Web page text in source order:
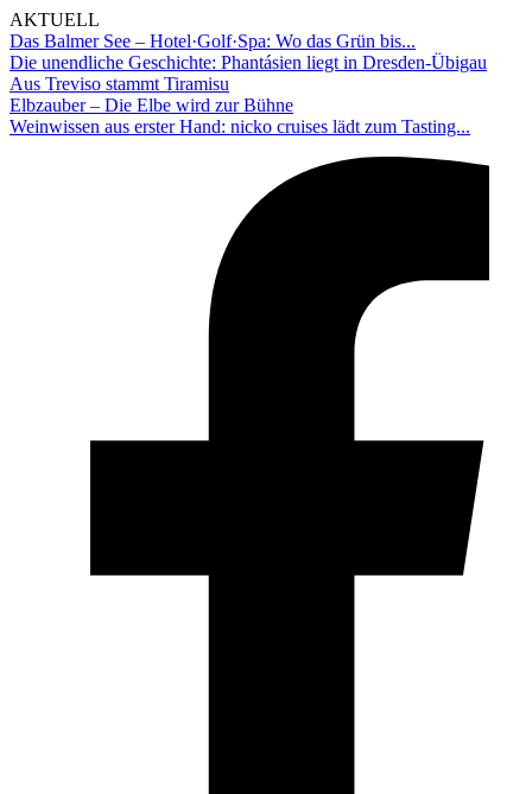
AKTUELL
Das Balmer See – Hotel·Golf·Spa: Wo das Grün bis...
Die unendliche Geschichte: Phantásien liegt in Dresden-Übigau
Aus Treviso stammt Tiramisu
Elbzauber – Die Elbe wird zur Bühne
Weinwissen aus erster Hand: nicko cruises lädt zum Tasting...